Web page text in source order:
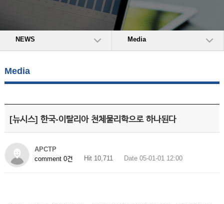
NEWS Media
Media
[뉴시스] 한국-이탈리아 천체물리학으로 하나된다
APCTP
comment 0건
Hit 10,711 Date 05-01-01 12:00